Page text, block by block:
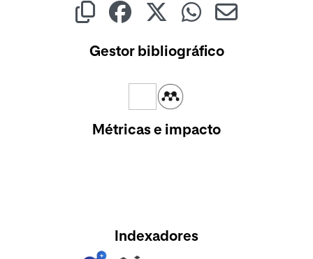
Gestor bibliográfico
Métricas e impacto
Indexadores